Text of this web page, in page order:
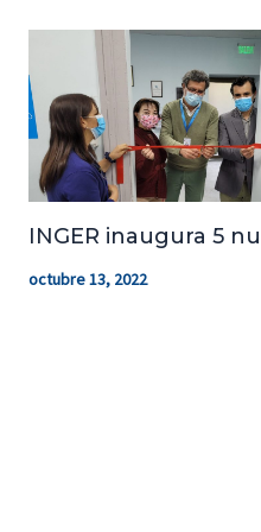
INGER inaugura 5
octubre 13, 2022